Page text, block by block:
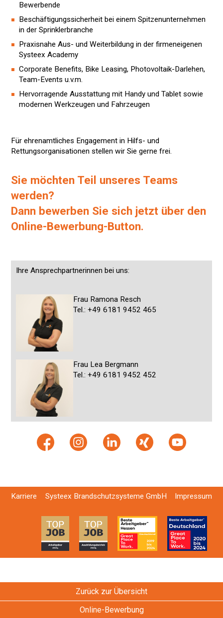
Bewerbende
Beschäftigungssicherheit bei einem Spitzenunternehmen
in der Sprinklerbranche
Praxisnahe Aus- und Weiterbildung in der firmeneigenen
Systeex Academy
Corporate Benefits, Bike Leasing, Photovoltaik-Darlehen,
Team-Events u.v.m.
Hervorragende Ausstattung mit Handy und Tablet sowie
modernen Werkzeugen und Fahrzeugen
Für ehrenamtliches Engagement in Hilfs- und
Rettungsorganisationen stellen wir Sie gerne frei.
Sie möchten Teil unseres Teams
werden?
Dann bewerben Sie sich jetzt über den
Online-Bewerbung-Button.
Ihre Ansprechpartnerinnen bei uns:
Frau Ramona Resch
Tel.: +49 6181 9452 465
Frau Lea Bergmann
Tel.: +49 6181 9452 452
Karriere Systeex Brandschutzsysteme GmbH Impressum
Zurück zur Übersicht
Online-Bewerbung